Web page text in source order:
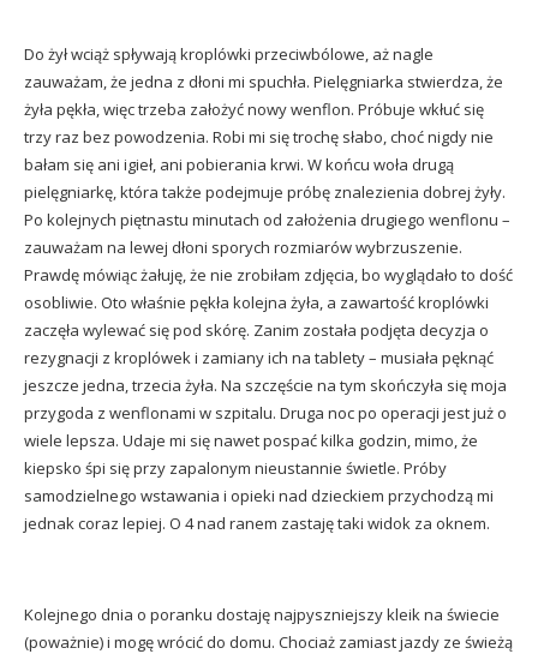
Do żył wciąż spływają kroplówki przeciwbólowe, aż nagle
zauważam, że jedna z dłoni mi spuchła. Pielęgniarka stwierdza, że
żyła pękła, więc trzeba założyć nowy wenflon. Próbuje wkłuć się
trzy raz bez powodzenia. Robi mi się trochę słabo, choć nigdy nie
bałam się ani igieł, ani pobierania krwi. W końcu woła drugą
pielęgniarkę, która także podejmuje próbę znalezienia dobrej żyły.
Po kolejnych piętnastu minutach od założenia drugiego wenflonu –
zauważam na lewej dłoni sporych rozmiarów wybrzuszenie.
Prawdę mówiąc żałuję, że nie zrobiłam zdjęcia, bo wyglądało to dość
osobliwie. Oto właśnie pękła kolejna żyła, a zawartość kroplówki
zaczęła wylewać się pod skórę. Zanim została podjęta decyzja o
rezygnacji z kroplówek i zamiany ich na tablety – musiała pęknąć
jeszcze jedna, trzecia żyła. Na szczęście na tym skończyła się moja
przygoda z wenflonami w szpitalu. Druga noc po operacji jest już o
wiele lepsza. Udaje mi się nawet pospać kilka godzin, mimo, że
kiepsko śpi się przy zapalonym nieustannie świetle. Próby
samodzielnego wstawania i opieki nad dzieckiem przychodzą mi
jednak coraz lepiej. O 4 nad ranem zastaję taki widok za oknem.
Kolejnego dnia o poranku dostaję najpyszniejszy kleik na świecie
(poważnie) i mogę wrócić do domu. Chociaż zamiast jazdy ze świeżą